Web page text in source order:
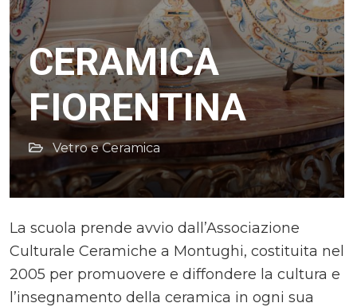
CERAMICA
FIORENTINA
Vetro e Ceramica
La scuola prende avvio dall’Associazione
Culturale Ceramiche a Montughi, costituita nel
2005 per promuovere e diffondere la cultura e
l’insegnamento della ceramica in ogni sua